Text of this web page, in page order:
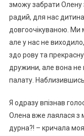
зможу забрати
радий, для нас
довгоочікуваною. Ми
але у нас не
здо рову та
дружини, але вона не
палату. Наблизившись
Я одразу впізнав
Олена вже лаялася з
дурна?! – кричала